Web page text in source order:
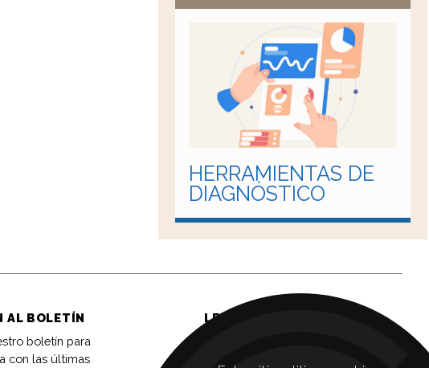
HERRAMIENTAS DE
DIAGNÓSTICO
AL BOLETÍN
boletín para
con las últimas
LEGAL
Política de privacidad